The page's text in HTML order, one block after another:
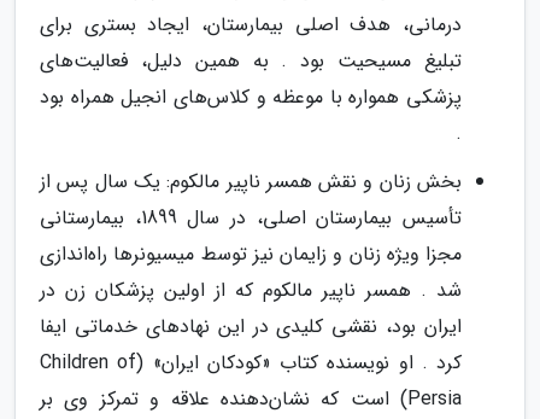
درمانی، هدف اصلی بیمارستان، ایجاد بستری برای
تبلیغ مسیحیت بود . به همین دلیل، فعالیت‌های
پزشکی همواره با موعظه و کلاس‌های انجیل همراه بود
.
بخش زنان و نقش همسر ناپیر مالکوم: یک سال پس از
تأسیس بیمارستان اصلی، در سال 1899، بیمارستانی
مجزا ویژه زنان و زایمان نیز توسط میسیونرها راه‌اندازی
شد . همسر ناپیر مالکوم که از اولین پزشکان زن در
ایران بود، نقشی کلیدی در این نهادهای خدماتی ایفا
کرد . او نویسنده کتاب «کودکان ایران» (Children of
Persia) است که نشان‌دهنده علاقه و تمرکز وی بر